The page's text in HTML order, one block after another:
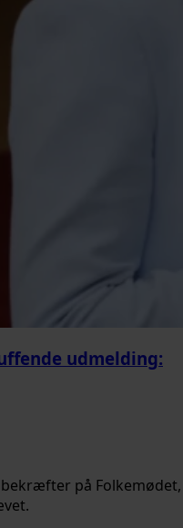
udmelding:
på Folkemødet,